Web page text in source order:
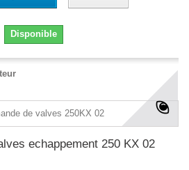
Disponible
echappement 250 KX 02